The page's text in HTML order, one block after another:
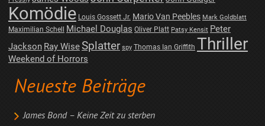
Komödie Louis Gossett Jr. Mario Van Peebles Mark Goldblatt
Maximilian Schell Michael Douglas Oliver Platt Patsy Kensit Peter
Jackson Ray WiseSplatter spy Thomas Ian Griffith Thriller
Weekend of Horrors
Neueste Beiträge
James Bond – Keine Zeit zu sterben